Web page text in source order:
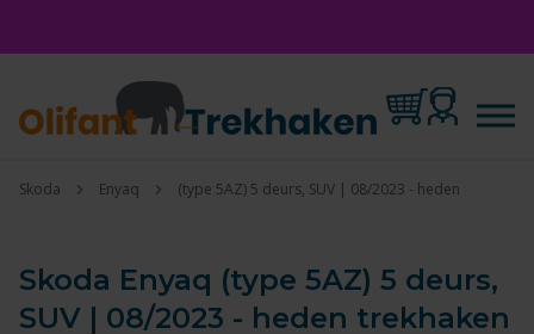
Skoda Enyaq (type 5AZ) 5 deurs, SUV | 08/2023 - heden
Skoda Enyaq (type 5AZ) 5 deurs,
SUV | 08/2023 - heden trekhaken